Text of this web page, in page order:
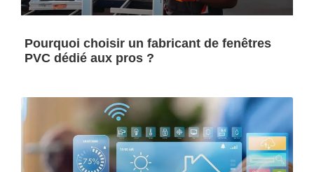
Pourquoi choisir un fabricant de fenêtres
PVC dédié aux pros ?